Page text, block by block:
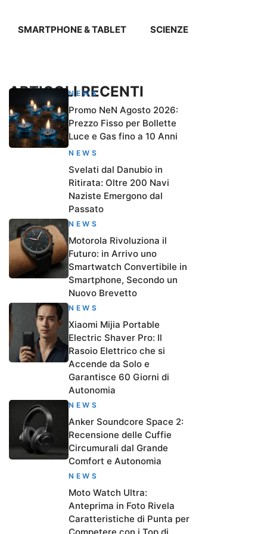
SMARTPHONE & TABLET SCIENZE
ARTICOLI RECENTI
NEWS
Promo NeN Agosto 2026:
Prezzo Fisso per Bollette
Luce e Gas fino a 10 Anni
NEWS
Svelati dal Danubio in
Ritirata: Oltre 200 Navi
Naziste Emergono dal
Passato
NEWS
Motorola Rivoluziona il
Futuro: in Arrivo uno
Smartwatch Convertibile in
Smartphone, Secondo un
Nuovo Brevetto
NEWS
Xiaomi Mijia Portable
Electric Shaver Pro: Il
Rasoio Elettrico che si
Accende da Solo e
Garantisce 60 Giorni di
Autonomia
NEWS
Anker Soundcore Space 2:
Recensione delle Cuffie
Circumurali dal Grande
Comfort e Autonomia
NEWS
Moto Watch Ultra:
Anteprima in Foto Rivela
Caratteristiche di Punta per